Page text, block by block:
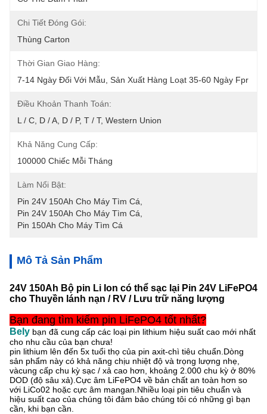
Chi Tiết Đóng Gói:
Thùng Carton
Thời Gian Giao Hàng:
7-14 Ngày Đối Với Mẫu, Sản Xuất Hàng Loạt 35-60 Ngày Fpr
Điều Khoản Thanh Toán:
L / C, D / A, D / P, T / T, Western Union
Khả Năng Cung Cấp:
100000 Chiếc Mỗi Tháng
Làm Nổi Bật:
Pin 24V 150Ah Cho Máy Tìm Cá
Pin 24V 150Ah Cho Máy Tìm Cá
Pin 150Ah Cho Máy Tìm Cá
Mô Tả Sản Phẩm
24V 150Ah Bộ pin Li Ion có thể sạc lại Pin 24V LiFePO4
cho Thuyền lánh nạn / RV / Lưu trữ năng lượng
Bạn đang tìm kiếm pin LiFePO4 tốt nhất?
Bely bạn đã cung cấp các loại pin lithium hiệu suất cao mới nhất
cho nhu cầu của bạn chưa!
pin lithium lên đến 5x tuổi thọ của pin axit-chì tiêu chuẩn.Dòng
sản phẩm này có khả năng chịu nhiệt độ và trọng lượng nhẹ,
vàcung cấp chu kỳ sạc / xả cao hơn, khoảng 2.000 chu kỳ ở 80%
DOD (độ sâu xả).Cực âm LiFePO4 về bản chất an toàn hơn so
với LiCo02 hoặc cực âm mangan.Nhiều loại pin tiêu chuẩn và
hiệu suất cao của chúng tôi đảm bảo chúng tôi có những gì bạn
cần, khi bạn cần.